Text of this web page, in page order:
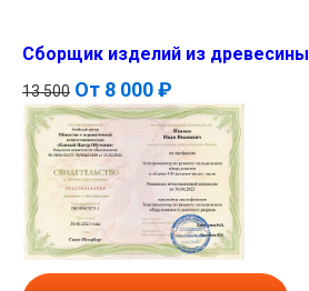
Сборщик изделий из древесины
13 500 От 8 000 ₽